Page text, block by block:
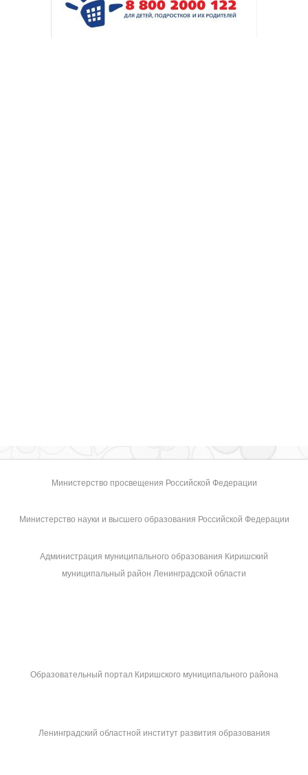
Министерство просвещения Российской Федерации
Министерство науки и высшего образования Российской Федерации
Администрация муниципального образования Киришский
муниципальный район Ленинградской области
Образовательный портал Киришского муниципального района
Ленинградский областной институт развития образования